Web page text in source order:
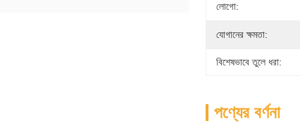
লোগো:
যোগানের ক্ষমতা:
বিশেষভাবে তুলে ধরা:
পণ্যের বর্ণনা